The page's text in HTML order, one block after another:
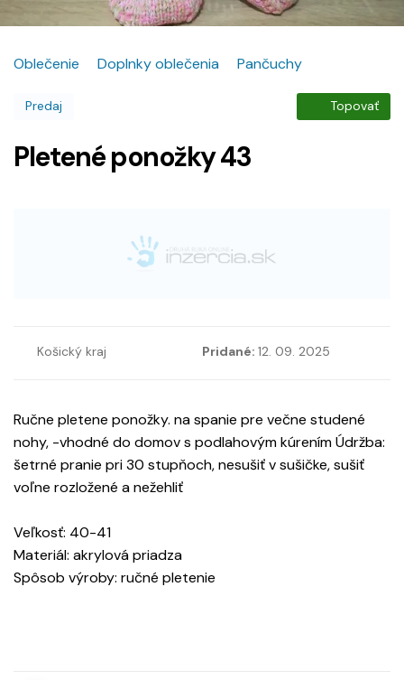
Oblečenie Doplnky oblečenia Pančuchy
Predaj Topovať
Pletené ponožky 43
Košický kraj Pridané: 12. 09. 2025
Ručne pletene ponožky. na spanie pre večne studené
nohy, -vhodné do domov s podlahovým kúrením Údržba:
šetrné pranie pri 30 stupňoch, nesušiť v sušičke, sušiť
voľne rozložené a nežehliť
Veľkosť: 40-41
Materiál: akrylová priadza
Spôsob výroby: ručné pletenie